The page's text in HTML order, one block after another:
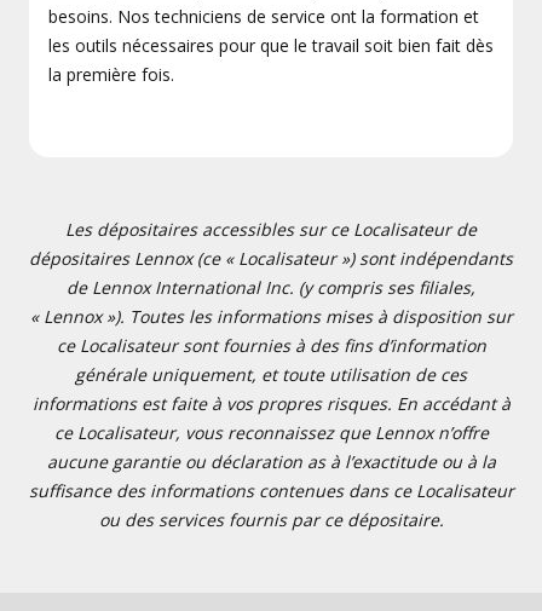
besoins. Nos techniciens de service ont la formation et
les outils nécessaires pour que le travail soit bien fait dès
la première fois.
Les dépositaires accessibles sur ce Localisateur de
dépositaires Lennox (ce « Localisateur ») sont indépendants
de Lennox International Inc. (y compris ses filiales,
« Lennox »). Toutes les informations mises à disposition sur
ce Localisateur sont fournies à des fins d’information
générale uniquement, et toute utilisation de ces
informations est faite à vos propres risques. En accédant à
ce Localisateur, vous reconnaissez que Lennox n’offre
aucune garantie ou déclaration as à l’exactitude ou à la
suffisance des informations contenues dans ce Localisateur
ou des services fournis par ce dépositaire.